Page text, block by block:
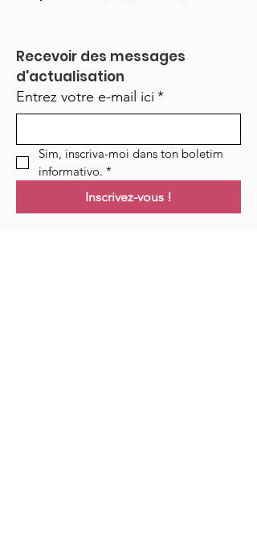
Recevoir des messages
d'actualisation
Entrez votre e-mail ici *
Sim, inscriva-moi dans ton boletim
informativo. *
Inscrivez-vous !